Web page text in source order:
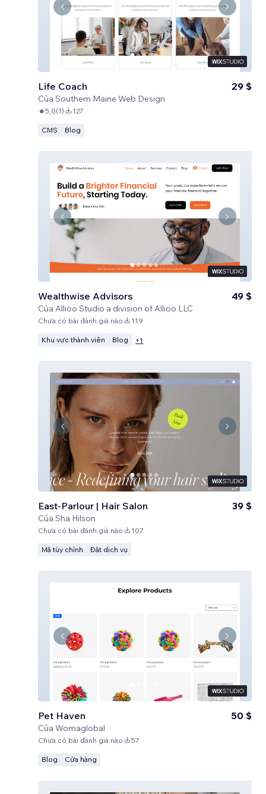
Life Coach
Của Southern Maine Web Design
29 $
5,0(1) 127
CMS Blog
Wealthwise Advisors
Của Allioo Studio a division of Allioo LLC
49 $
Chưa có bài đánh giá nào 119
Khu vực thành viên Blog +1
East-Parlour | Hair Salon
Của Sha Hilson
39 $
Chưa có bài đánh giá nào 107
Mã tùy chỉnh Đặt dịch vụ
Pet Haven
Của Womaglobal
50 $
Chưa có bài đánh giá nào 57
Blog Cửa hàng